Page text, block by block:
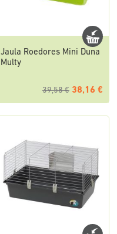
Jaula Roedores Mini Duna
Multy
39,58 € 38,16 €